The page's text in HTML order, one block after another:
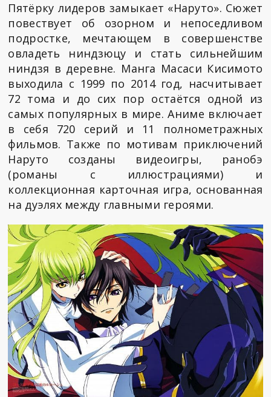
Пятёрку лидеров замыкает «Наруто». Сюжет
повествует об озорном и непоседливом
подростке, мечтающем в совершенстве
овладеть ниндзюцу и стать сильнейшим
ниндзя в деревне. Манга Масаси Кисимото
выходила с 1999 по 2014 год, насчитывает
72 тома и до сих пор остаётся одной из
самых популярных в мире. Аниме включает
в себя 720 серий и 11 полнометражных
фильмов. Также по мотивам приключений
Наруто созданы видеоигры, ранобэ
(романы с иллюстрациями) и
коллекционная карточная игра, основанная
на дуэлях между главными героями.